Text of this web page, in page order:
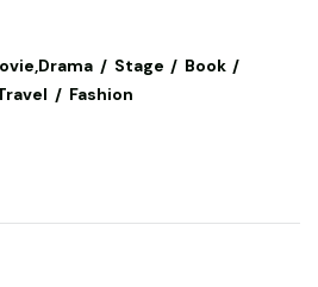
Stage
Book
Fashion